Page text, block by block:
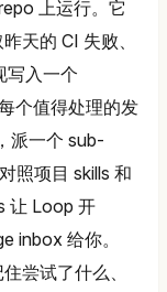
上运行。它
天的 CI 失败、
写入一个
个值得处理的发
派一个 sub-
照项目 skills 和
让 Loop 开
inbox 给你。
尝试了什么、